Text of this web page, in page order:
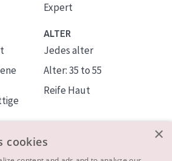
Expert
ALTER
Jedes alter
Alter: 35 to 55
Reife Haut
×
cookies